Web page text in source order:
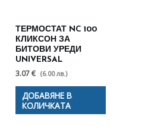
ТЕРМОСТАТ NC 100
КЛИКСОН ЗА
БИТОВИ УРЕДИ
UNIVERSAL
3.07 € (6.00 лв.)
ДОБАВЯНЕ В
КОЛИЧКАТА